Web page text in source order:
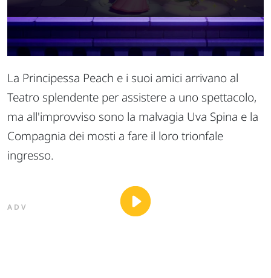
La Principessa Peach e i suoi amici arrivano al
Teatro splendente per assistere a uno spettacolo,
ma all'improvviso sono la malvagia Uva Spina e la
Compagnia dei mosti a fare il loro trionfale
ingresso.
ADV